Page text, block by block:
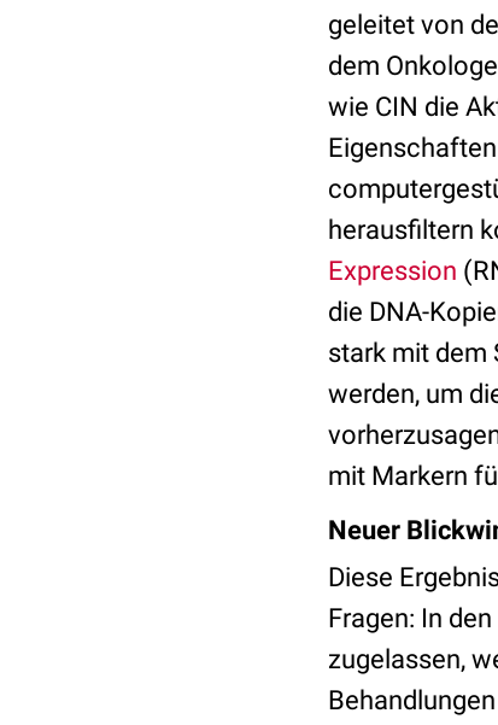
geleitet von
dem
wie CIN die
herausfiltern
Expression
die DNA-
stark mit dem
werden, um
mit Markern
Neuer
Diese
Fragen: In
zugelassen,